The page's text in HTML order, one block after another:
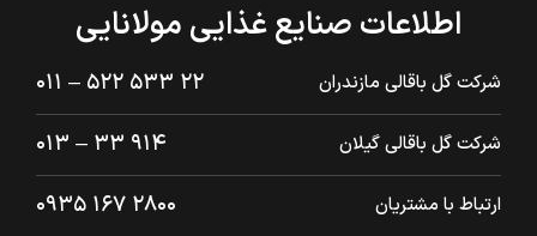
اطلاعات صنایع غذایی مولانایی
شرکت گل باقالی مازندران ۲۲ ۵۳۳ ۵۲۲ – ۰۱۱
شرکت گل باقالی گیلان ۹۱۴ ۳۳ – ۰۱۳
ارتباط با مشتریان ۲۸۰۰ ۱۶۷ ۰۹۳۵